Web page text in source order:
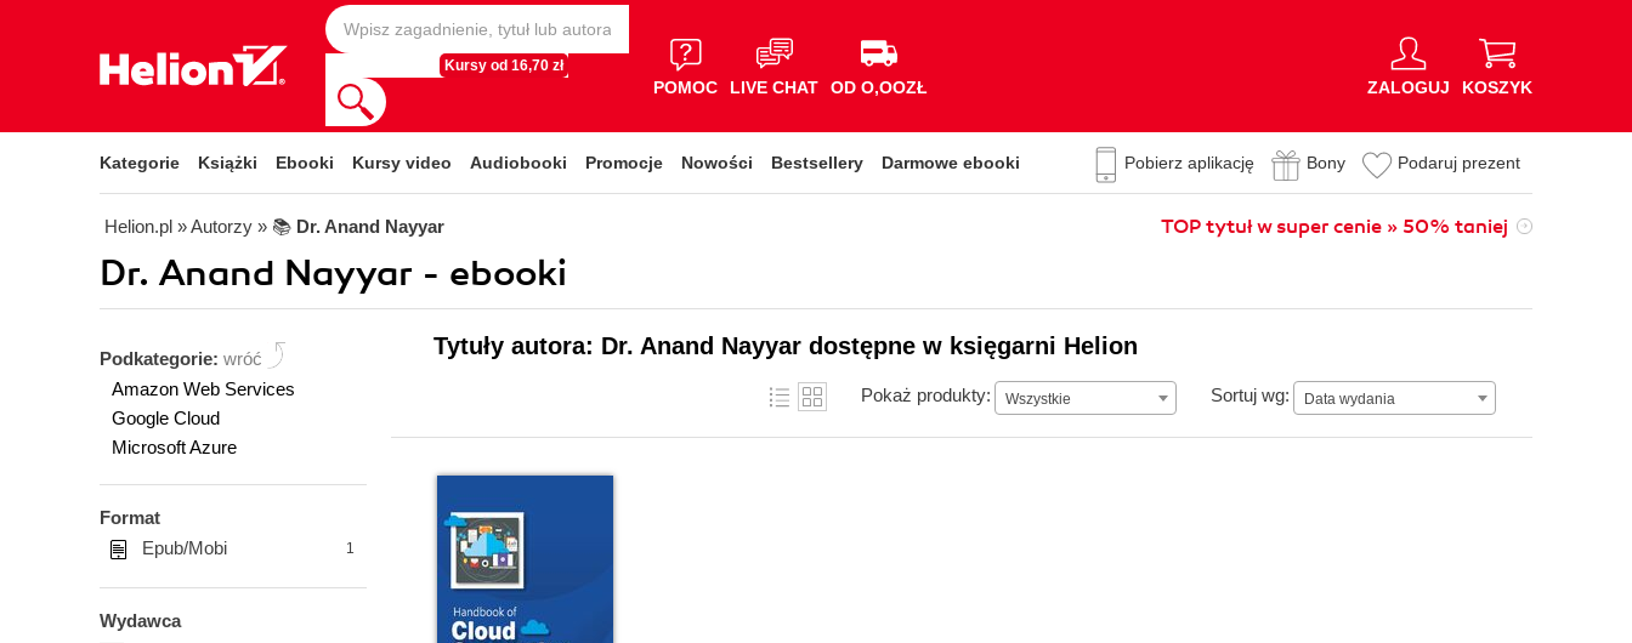
Kursy od 16,70 zł
POMOC LIVE CHAT OD O,OOZŁ ZALOGUJ KOSZYK
Kategorie Książki Ebooki Kursy video Audiobooki Promocje Nowości Bestsellery Darmowe ebooki Pobierz aplikację Bony Podaruj prezent
Helion.pl » Autorzy » 📚 Dr. Anand Nayyar TOP tytuł w super cenie » 50% taniej
Dr. Anand Nayyar - ebooki
Podkategorie: wróć
Amazon Web Services
Google Cloud
Microsoft Azure
Format
Epub/Mobi
1
Wydawca
Tytuły autora: Dr. Anand Nayyar dostępne w księgarni Helion
Pokaż produkty: Wszystkie Sortuj wg: Data wydania
Data wydania